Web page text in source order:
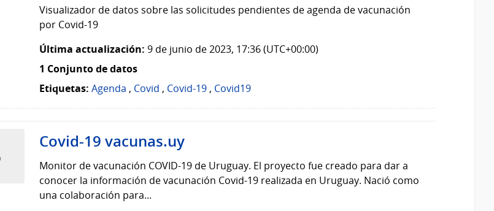
Visualizador de datos sobre las solicitudes pendientes de agenda de vacunación
por Covid-19
Última actualización: 9 de junio de 2023, 17:36 (UTC+00:00)
1 Conjunto de datos
Etiquetas: Agenda , Covid , Covid-19 , Covid19
Covid-19 vacunas.uy
Monitor de vacunación COVID-19 de Uruguay. El proyecto fue creado para dar a
conocer la información de vacunación Covid-19 realizada en Uruguay. Nació como
una colaboración para...